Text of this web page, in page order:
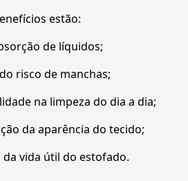
estão:
de líquidos;
risco de manchas;
na limpeza do dia a dia;
da aparência do tecido;
vida útil do estofado.